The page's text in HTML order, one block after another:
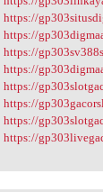
https://
https://
https://
https://
https://
https://
https://
https://